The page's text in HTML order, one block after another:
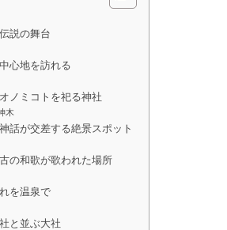
説の舞台
心地を訪れる
ノミコトを祀る神社
木
話が交差する絶景スポット
の和歌が歌われた場所
を温泉で
と並ぶ大社